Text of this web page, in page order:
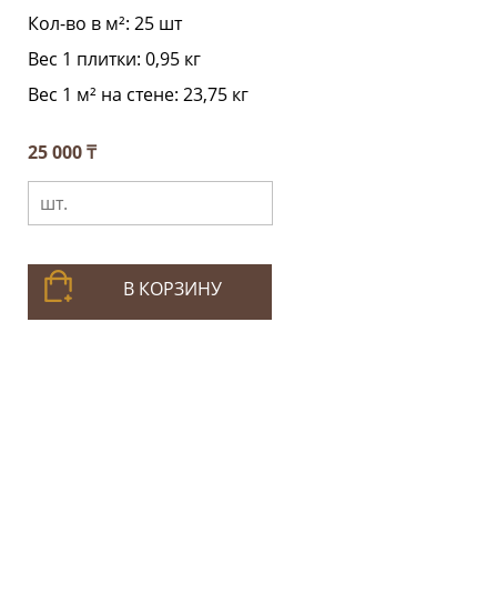
Кол-во в м²: 25 шт
Вес 1 плитки: 0,95 кг
Вес 1 м² на стене: 23,75 кг
25 000 ₸
В КОРЗИНУ